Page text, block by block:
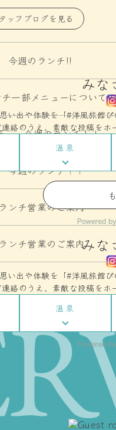
みな
い出や体験を「#洋風旅館
連絡のうえ、素敵な投稿をホ
温泉
みな
い出や体験を「#洋風旅館
連絡のうえ、素敵な投稿をホ
温泉
の光
をご
ッフブログを見る
週のランチ!!
チ一部メニューについて
今週のランチ！！
週のランチ！！
ンチ営業のご案内
ンチ営業のご案内